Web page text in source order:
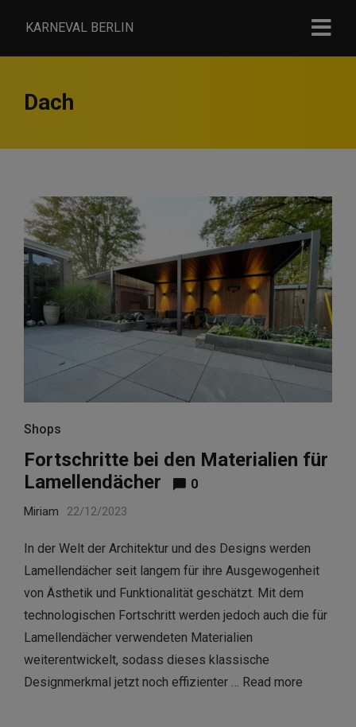
KARNEVAL BERLIN
Dach
Shops
Fortschritte bei den Materialien für
Lamellendächer
0
Miriam 22/12/2023
In der Welt der Architektur und des Designs werden
Lamellendächer seit langem für ihre Ausgewogenheit
von Ästhetik und Funktionalität geschätzt. Mit dem
technologischen Fortschritt werden jedoch auch die für
Lamellendächer verwendeten Materialien
weiterentwickelt, sodass dieses klassische
Designmerkmal jetzt noch effizienter … Read more